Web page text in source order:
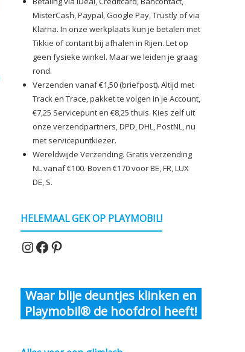
Prijsklasse:
€1,00
€7,00
MisterCash, Paypal, Google Pay, Trustly of via
Klarna. In onze werkplaats kun je betalen met
Tikkie of contant bij afhalen in Rijen. Let op
geen fysieke winkel. Maar we leiden je graag
rond.
Verzenden vanaf €1,50 (briefpost). Altijd met
Track en Trace, pakket te volgen in je Account,
€7,25 Servicepunt en €8,25 thuis. Kies zelf uit
onze verzendpartners, DPD, DHL, PostNL, nu
met servicepuntkiezer.
Wereldwijde Verzending. Gratis verzending
NL vanaf €100. Boven €170 voor BE, FR, LUX
DE, S.
HELEMAAL GEK OP PLAYMOBIL!
Instagram
Facebook
Pinterest
Waar blije deuntjes klinken en
Playmobil® de hoofdrol heeft!